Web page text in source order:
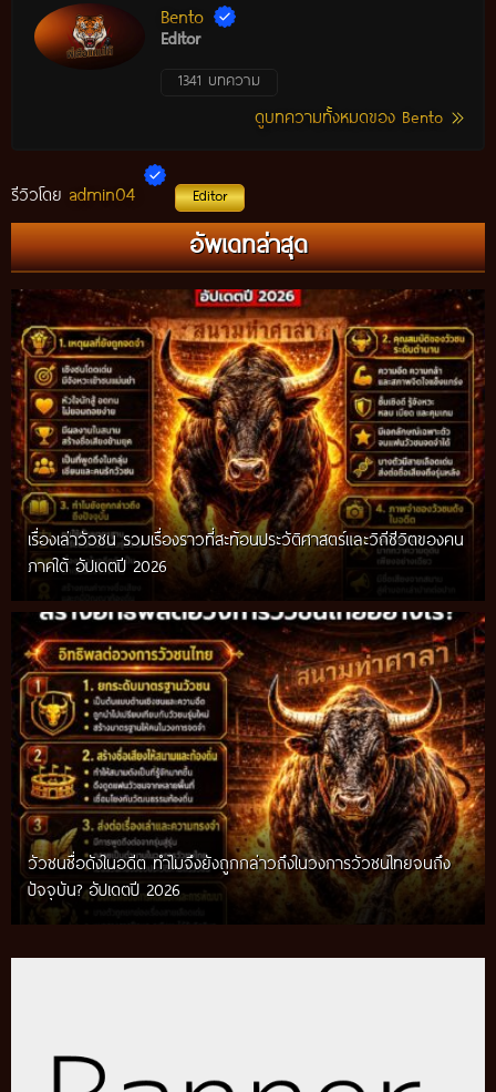
Bento
Editor
1341 บทความ
ดูบทความทั้งหมดของ Bento
รีวิวโดย admin04 Editor
อัพเดทล่าสุด
เรื่องเล่าวัวชน รวมเรื่องราวที่สะท้อนประวัติศาสตร์และวิถีชีวิตของคน
ภาคใต้ อัปเดตปี 2026
วัวชนชื่อดังในอดีต ทำไมจึงยังถูกกล่าวถึงในวงการวัวชนไทยจนถึง
ปัจจุบัน? อัปเดตปี 2026
กติกาวัวชนสมัยก่อน วิถีการแข่งขันดั้งเดิมที่สืบทอดผ่านภูมิปัญญา
ท้องถิ่น อัปเดตปี 2026